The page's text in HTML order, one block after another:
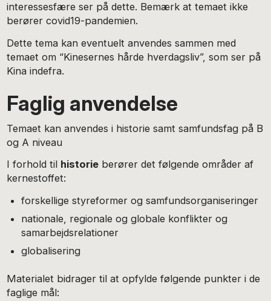
interessesfære ser på dette. Bemærk at temaet ikke
berører covid19-pandemien.
Dette tema kan eventuelt anvendes sammen med
temaet om “Kinesernes hårde hverdagsliv”, som ser på
Kina indefra.
Faglig anvendelse
Temaet kan anvendes i historie samt samfundsfag på B
og A niveau
I forhold til historie berører det følgende områder af
kernestoffet:
forskellige styreformer og samfundsorganiseringer
nationale, regionale og globale konflikter og
samarbejdsrelationer
globalisering
Materialet bidrager til at opfylde følgende punkter i de
faglige mål: